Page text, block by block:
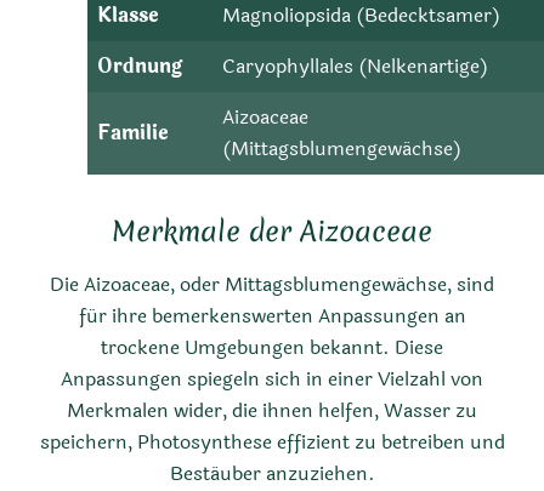
Klasse
Magnoliopsida (Bedecktsamer)
Ordnung
Caryophyllales (Nelkenartige)
Familie
Aizoaceae
(Mittagsblumengewächse)
Merkmale der Aizoaceae
Die Aizoaceae, oder Mittagsblumengewächse, sind
für ihre bemerkenswerten Anpassungen an
trockene Umgebungen bekannt. Diese
Anpassungen spiegeln sich in einer Vielzahl von
Merkmalen wider, die ihnen helfen, Wasser zu
speichern, Photosynthese effizient zu betreiben und
Bestäuber anzuziehen.